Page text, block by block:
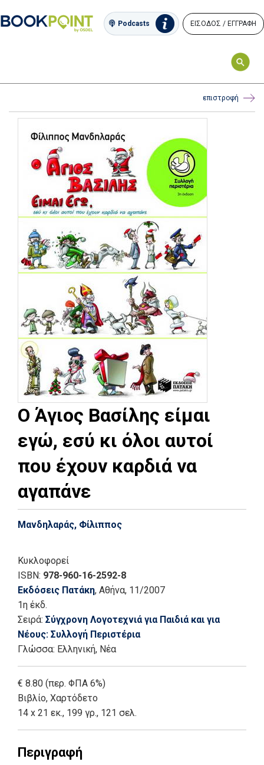
Podcasts ΕΙΣΟΔΟΣ / ΕΓΓΡΑΦΗ
επιστροφή
Ο Άγιος Βασίλης είμαι
εγώ, εσύ κι όλοι αυτοί
που έχουν καρδιά να
αγαπάνε
Μανδηλαράς, Φίλιππος
Κυκλοφορεί
ISBN: 978-960-16-2592-8
Εκδόσεις Πατάκη, Αθήνα, 11/2007
1η έκδ.
Σειρά: Σύγχρονη Λογοτεχνιά για Παιδιά και για
Νέους: Συλλογή Περιστέρια
Γλώσσα: Ελληνική, Νέα
€ 8.80 (περ. ΦΠΑ 6%)
Βιβλίο, Χαρτόδετο
14 x 21 εκ., 199 γρ., 121 σελ.
Περιγραφή